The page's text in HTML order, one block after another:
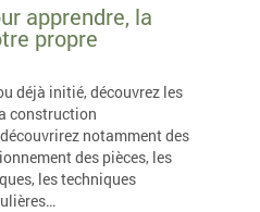
apprendre, la
propre
déjà initié, découvrez les
construction
notamment des
des pièces, les
les techniques